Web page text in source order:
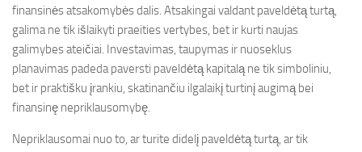
finansinės atsakomybės dalis. Atsakingai valdant paveldėtą turtą,
galima ne tik išlaikyti praeities vertybes, bet ir kurti naujas
galimybes ateičiai. Investavimas, taupymas ir nuoseklus
planavimas padeda paversti paveldėtą kapitalą ne tik simboliniu,
bet ir praktišku įrankiu, skatinančiu ilgalaikį turtinį augimą bei
finansinę nepriklausomybę.
Nepriklausomai nuo to, ar turite didelį paveldėtą turtą, ar tik